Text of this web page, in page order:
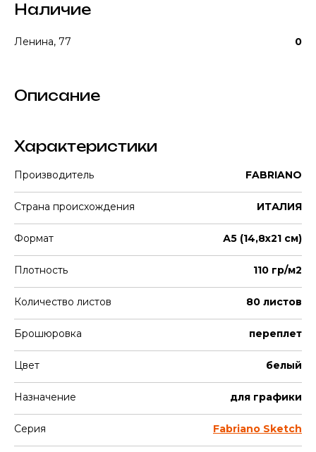
Наличие
Ленина, 77 0
Описание
Характеристики
Производитель FABRIANO
Страна происхождения ИТАЛИЯ
Формат А5 (14,8х21 см)
Плотность 110 гр/м2
Количество листов 80 листов
Брошюровка переплет
Цвет белый
Назначение для графики
Серия Fabriano Sketch